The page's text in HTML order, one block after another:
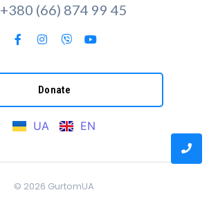
+380 (66) 874 99 45
Donate
UA EN
© 2026 GurtomUA